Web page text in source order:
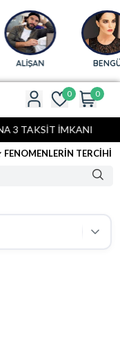
ALİŞAN BENGÜ
0 0
3 TAKSİT İMKANI
FENOMENLERİN TERCİHİ